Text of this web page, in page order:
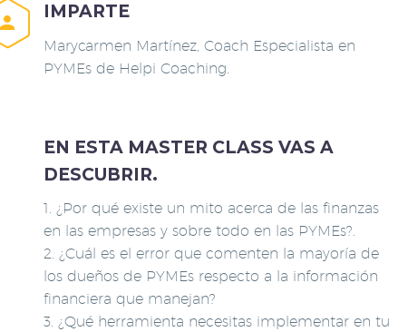


IMPARTE
Marycarmen Martínez, Coach Especialista en
PYMEs de Helpi Coaching.
EN ESTA MASTER CLASS VAS A
DESCUBRIR.
1. ¿Por qué existe un mito acerca de las finanzas
en las empresas y sobre todo en las PYMEs?.
2. ¿Cuál es el error que comenten la mayoría de
los dueños de PYMEs respecto a la información
financiera que manejan?
3. ¿Qué herramienta necesitas implementar en tu